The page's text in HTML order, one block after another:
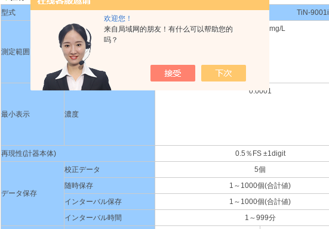
欢迎您！
来自局域网的朋友！有什么可以帮助您的
吗？
型式 TiN-9001 TiN-9001i
測定範囲 濃度
0.1～1800mg/L
最小表示 濃度
0.0001
再現性(計器本体) 0.5％FS ±1digit
データ保存
校正データ
5個
随時保存
1～1000個(合計値)
インターバル保存
1～1000個(合計値)
インターバル時間
1～999分